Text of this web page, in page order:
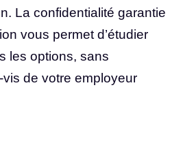
La confidentialité garantie
vous permet d’étudier
les options, sans
de votre employeur